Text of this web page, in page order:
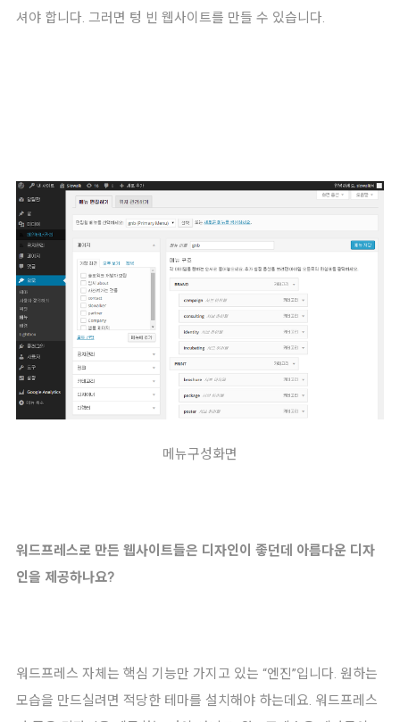
셔야 합니다. 그러면 텅 빈 웹사이트를 만들 수 있습니다.
메뉴구성화면
워드프레스로 만든 웹사이트들은 디자인이 좋던데 아름다운 디자
인을 제공하나요?
워드프레스 자체는 핵심 기능만 가지고 있는 “엔진”입니다. 원하는
모습을 만드실려면 적당한 테마를 설치해야 하는데요. 워드프레스